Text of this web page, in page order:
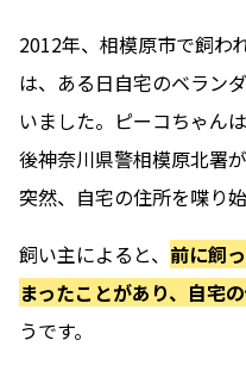
2012年、相模原市で飼わ
は、ある日自宅のベラン
いました。ピーコちゃん
後神奈川県警相模原北署
突然、自宅の住所を喋り始
飼い主によると、 前に飼
まったことがあり、自宅
うです。